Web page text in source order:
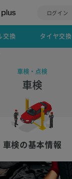
ログイン
交換 タイヤ交換
車検・点検
車検
車検の基本情報